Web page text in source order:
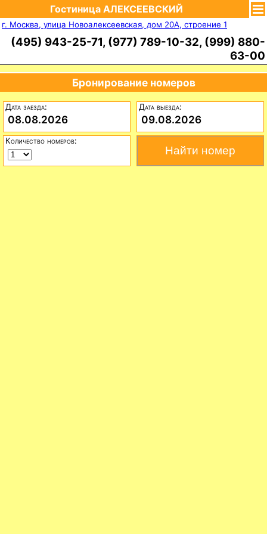
Гостиница АЛЕКСЕЕВСКИЙ
г. Москва, улица Новоалексеевская, дом 20А, строение 1
(495) 943-25-71, (977) 789-10-32, (999) 880-
63-00
Бронирование номеров
Дата заезда:
08.08.2026
Дата выезда:
09.08.2026
Количество номеров: